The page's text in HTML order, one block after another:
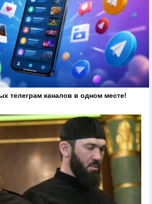
телеграм каналов в одном месте!